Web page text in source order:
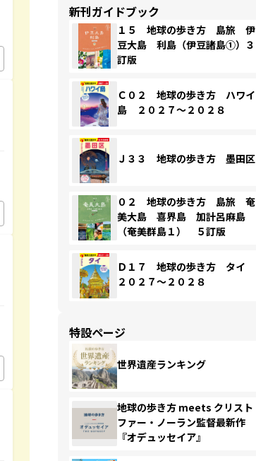
新刊ガイドブック
１５ 地球の歩き方 島旅 伊
豆大島 利島（伊豆諸島①）３
訂版
Ｃ０２ 地球の歩き方 ハワイ
島 ２０２７～２０２８
Ｊ３３ 地球の歩き方 墨田区
０２ 地球の歩き方 島旅 奄
美大島 喜界島 加計呂麻島
（奄美群島１） ５訂版
Ｄ１７ 地球の歩き方 タイ
２０２７～２０２８
特設ページ
世界遺産ランキング
地球の歩き方 meets クリスト
ファー・ノーラン監督最新作
『オデュッセイア』